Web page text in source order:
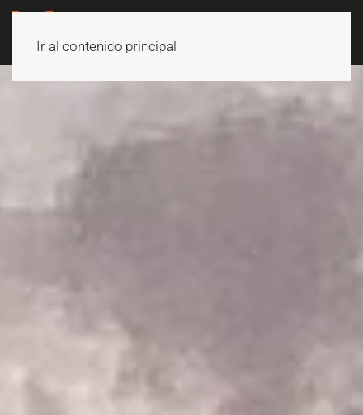
Ir al contenido principal